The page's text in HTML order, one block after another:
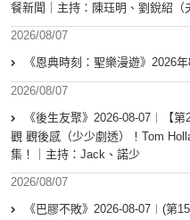
餐新聞｜主持：陳珏明、劉銳紹（
2026/08/07
《恩典時刻：聖樂漫遊》2026
2026/08/07
《後生友聚》2026-08-07︱【
觀 觀後感（少少劇透）！Tom
集！｜主持：Jack、諾少
2026/08/07
《巴膠不敗》2026-08-07︱(第